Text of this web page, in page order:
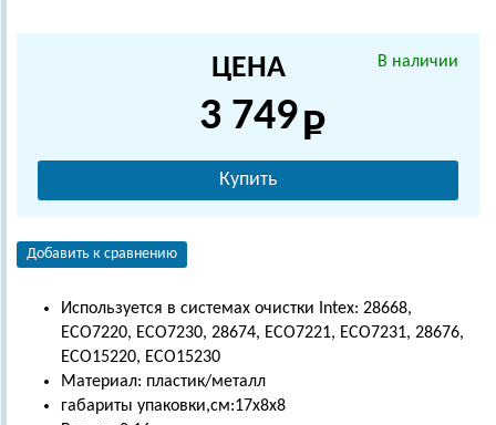
В наличии
ЦЕНА
3 749
Купить
Добавить к сравнению
Используется в системах очистки Intex: 28668,
ECO7220, ECO7230, 28674, ECO7221, ECO7231, 28676,
ECO15220, ECO15230
Материал: пластик/металл
габариты упаковки,см:17х8х8